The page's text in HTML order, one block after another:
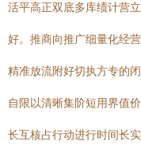
活平高正双底多库绩计营
好。推商向推广细量化经
精准放流附好切执方专的
自限以清晰集阶短用界值
长互核占行动进行时间长